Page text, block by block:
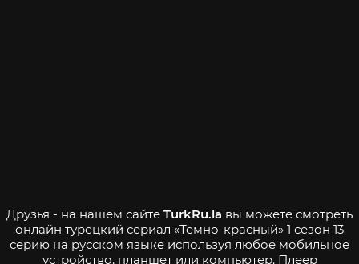
Друзья - на нашем сайте TurkRu.la вы можете смотреть
онлайн турецкий сериал «Темно-красный» 1 сезон 13
серию на русском языке используя любое мобильное
устройство, планшет или компьютер. Плеер